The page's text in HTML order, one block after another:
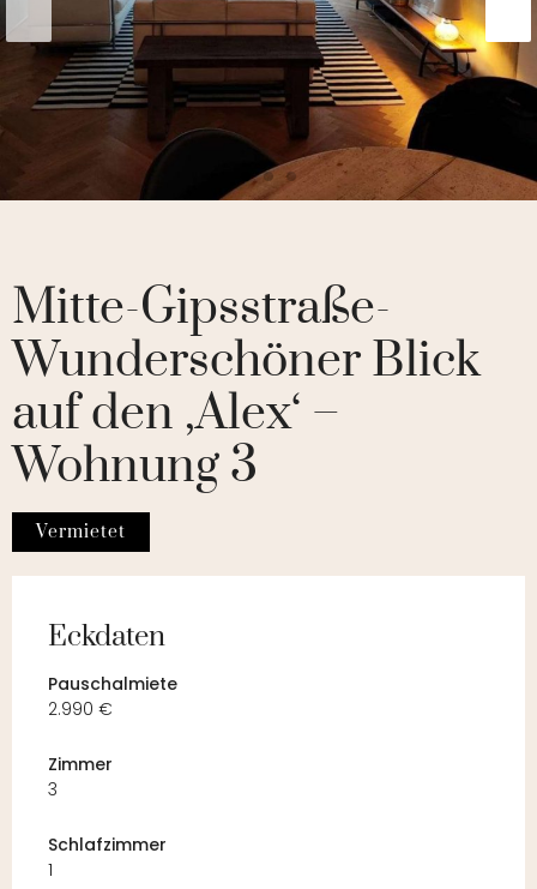
Mitte-Gipsstraße-
Wunderschöner Blick
auf den ‚Alex‘ –
Wohnung 3
Vermietet
Eckdaten
Pauschalmiete
2.990 €
Zimmer
3
Schlafzimmer
1